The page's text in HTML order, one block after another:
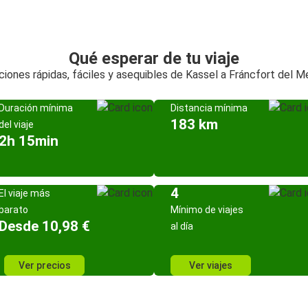
Qué esperar de tu viaje
rápidas, fáciles y asequibles de Kassel a Fráncfort del
mínima
viaje
15min
Distancia mínima
183 km
viaje más
10,98 €
Ver precios
4
Mínimo de viajes
al día
Ver viajes